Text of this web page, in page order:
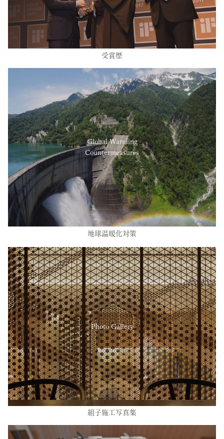
受賞歴
Global Warming
Countermeasures
地球温暖化対策
Photo Gallery
組子施工写真集